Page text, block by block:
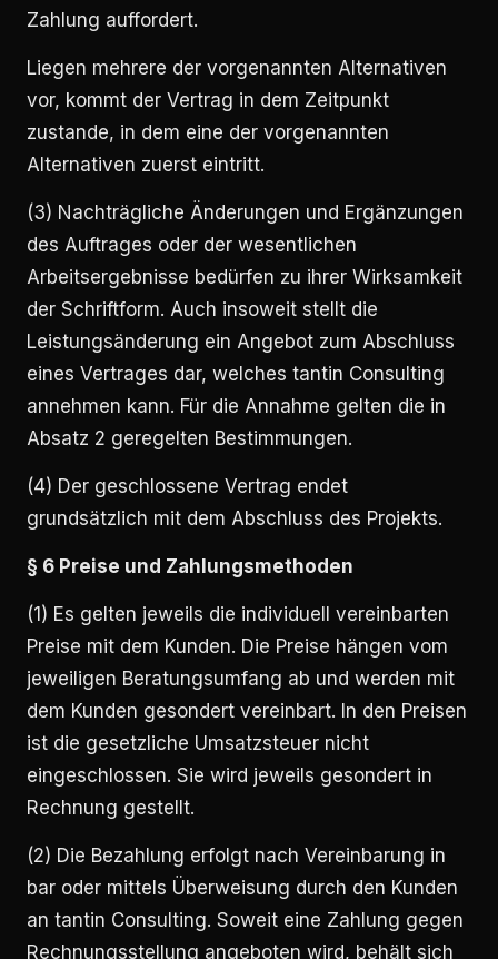
Zahlung auffordert.
Liegen mehrere der vorgenannten Alternativen
vor, kommt der Vertrag in dem Zeitpunkt
zustande, in dem eine der vorgenannten
Alternativen zuerst eintritt.
(3) Nachträgliche Änderungen und Ergänzungen
des Auftrages oder der wesentlichen
Arbeitsergebnisse bedürfen zu ihrer Wirksamkeit
der Schriftform. Auch insoweit stellt die
Leistungsänderung ein Angebot zum Abschluss
eines Vertrages dar, welches tantin Consulting
annehmen kann. Für die Annahme gelten die in
Absatz 2 geregelten Bestimmungen.
(4) Der geschlossene Vertrag endet
grundsätzlich mit dem Abschluss des Projekts.
§ 6 Preise und Zahlungsmethoden
(1) Es gelten jeweils die individuell vereinbarten
Preise mit dem Kunden. Die Preise hängen vom
jeweiligen Beratungsumfang ab und werden mit
dem Kunden gesondert vereinbart. In den Preisen
ist die gesetzliche Umsatzsteuer nicht
eingeschlossen. Sie wird jeweils gesondert in
Rechnung gestellt.
(2) Die Bezahlung erfolgt nach Vereinbarung in
bar oder mittels Überweisung durch den Kunden
an tantin Consulting. Soweit eine Zahlung gegen
Rechnungsstellung angeboten wird, behält sich